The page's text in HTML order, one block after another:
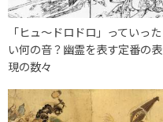
「ヒュ～ドロドロ」っていった
い何の音？幽霊を表す定番の表
現の数々